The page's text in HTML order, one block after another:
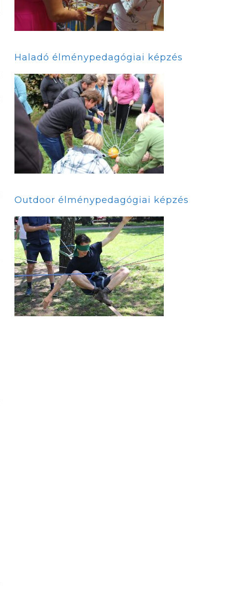
Haladó élménypedagógiai képzés
Outdoor élménypedagógiai képzés